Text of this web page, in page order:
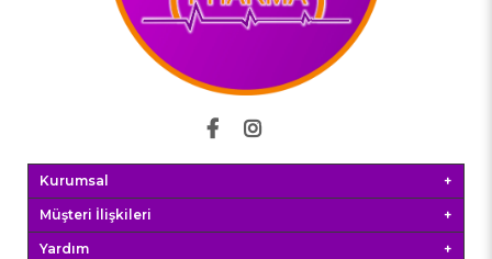
Kurumsal
Müşteri İlişkileri
Yardım